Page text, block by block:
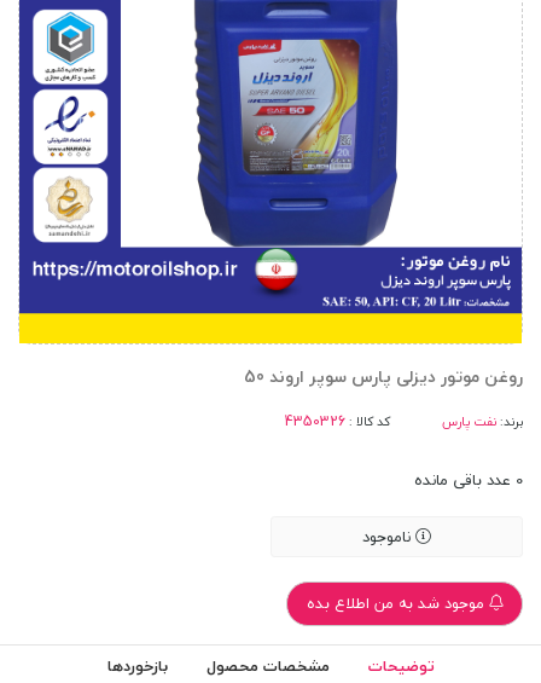
روغن موتور دیزلی پارس سوپر اروند 50
برند:نفت پارس کد کالا :
0 عدد باقی مانده
ناموجود
موجود شد به من اطلاع بده
توضیحات مشخصات محصول بازخوردها